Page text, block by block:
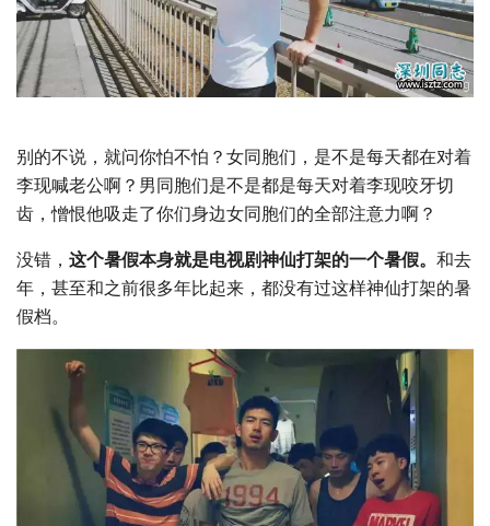
别的不说，就问你怕不怕？女同胞们，是不是每天都在对着
李现喊老公啊？男同胞们是不是都是每天对着李现咬牙切
齿，憎恨他吸走了你们身边女同胞们的全部注意力啊？
没错， 这个暑假本身就是电视剧神仙打架的一个暑假。 和去
年，甚至和之前很多年比起来，都没有过这样神仙打架的暑
假档。